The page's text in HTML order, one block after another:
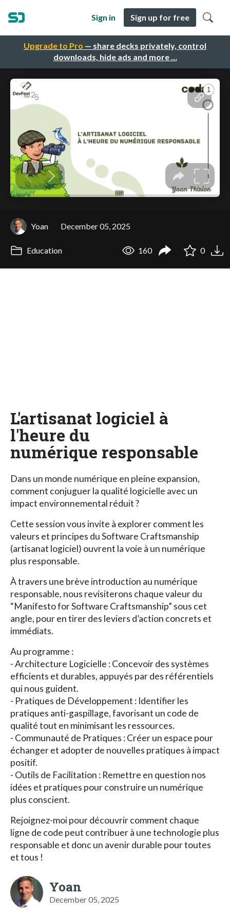
Upgrade to Pro — share decks privately, control
downloads, hide ads and more …
Sign in Sign up for free
Yoan December 05, 2025
Education 160 0
L'artisanat logiciel à
l'heure du
numérique responsable
Dans un monde numérique en pleine expansion,
comment conjuguer la qualité logicielle avec un
impact environnemental réduit ?
Cette session vous invite à explorer comment les
valeurs et principes du Software Craftsmanship
(artisanat logiciel) ouvrent la voie à un numérique
plus responsable.
À travers une brève introduction au numérique
responsable, nous revisiterons chaque valeur du
“Manifesto for Software Craftsmanship” sous cet
angle, pour en tirer des leviers d’action concrets et
immédiats.
Au programme :
- Architecture Logicielle : Concevoir des systèmes
efficients et durables, appuyés par des référentiels
qui nous guident.
- Pratiques de Développement : Identifier les
pratiques anti-gaspillage, favorisant un code de
qualité tout en minimisant les ressources.
- Communauté de Pratiques : Créer un espace pour
échanger et adopter de nouvelles pratiques à impact
positif.
- Outils de Facilitation : Remettre en question nos
idées et pratiques pour construire un numérique
plus conscient.
Rejoignez-moi pour découvrir comment chaque
ligne de code peut contribuer à une technologie plus
responsable et donc un avenir durable pour toutes
et tous !
Yoan
December 05, 2025